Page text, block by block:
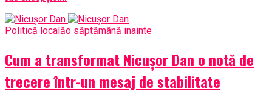
Politică localăo săptămână inainte
Cum a transformat Nicușor Dan o notă de
trecere într-un mesaj de stabilitate